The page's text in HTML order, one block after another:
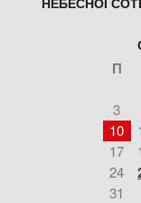
П
3
10
17
24
31